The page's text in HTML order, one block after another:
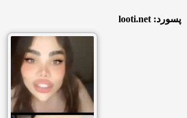
پسورد: looti.net